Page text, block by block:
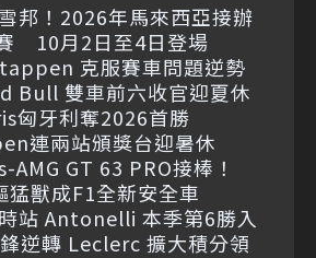
邦！2026年馬來西亞接辦
10月2日至4日登場
克服賽車問題逆勢
Bull 雙車前六收官迎夏休
匈牙利奪2026首勝
連兩站頒獎台迎暑休
AMG GT 63 PRO接棒！
猛獸成F1全新安全車
站 Antonelli 本季第6勝入
逆轉 Leclerc 擴大積分領